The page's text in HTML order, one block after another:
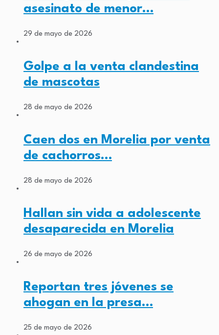
asesinato de menor…
29 de mayo de 2026
Golpe a la venta clandestina
de mascotas
28 de mayo de 2026
Caen dos en Morelia por venta
de cachorros…
28 de mayo de 2026
Hallan sin vida a adolescente
desaparecida en Morelia
26 de mayo de 2026
Reportan tres jóvenes se
ahogan en la presa…
25 de mayo de 2026